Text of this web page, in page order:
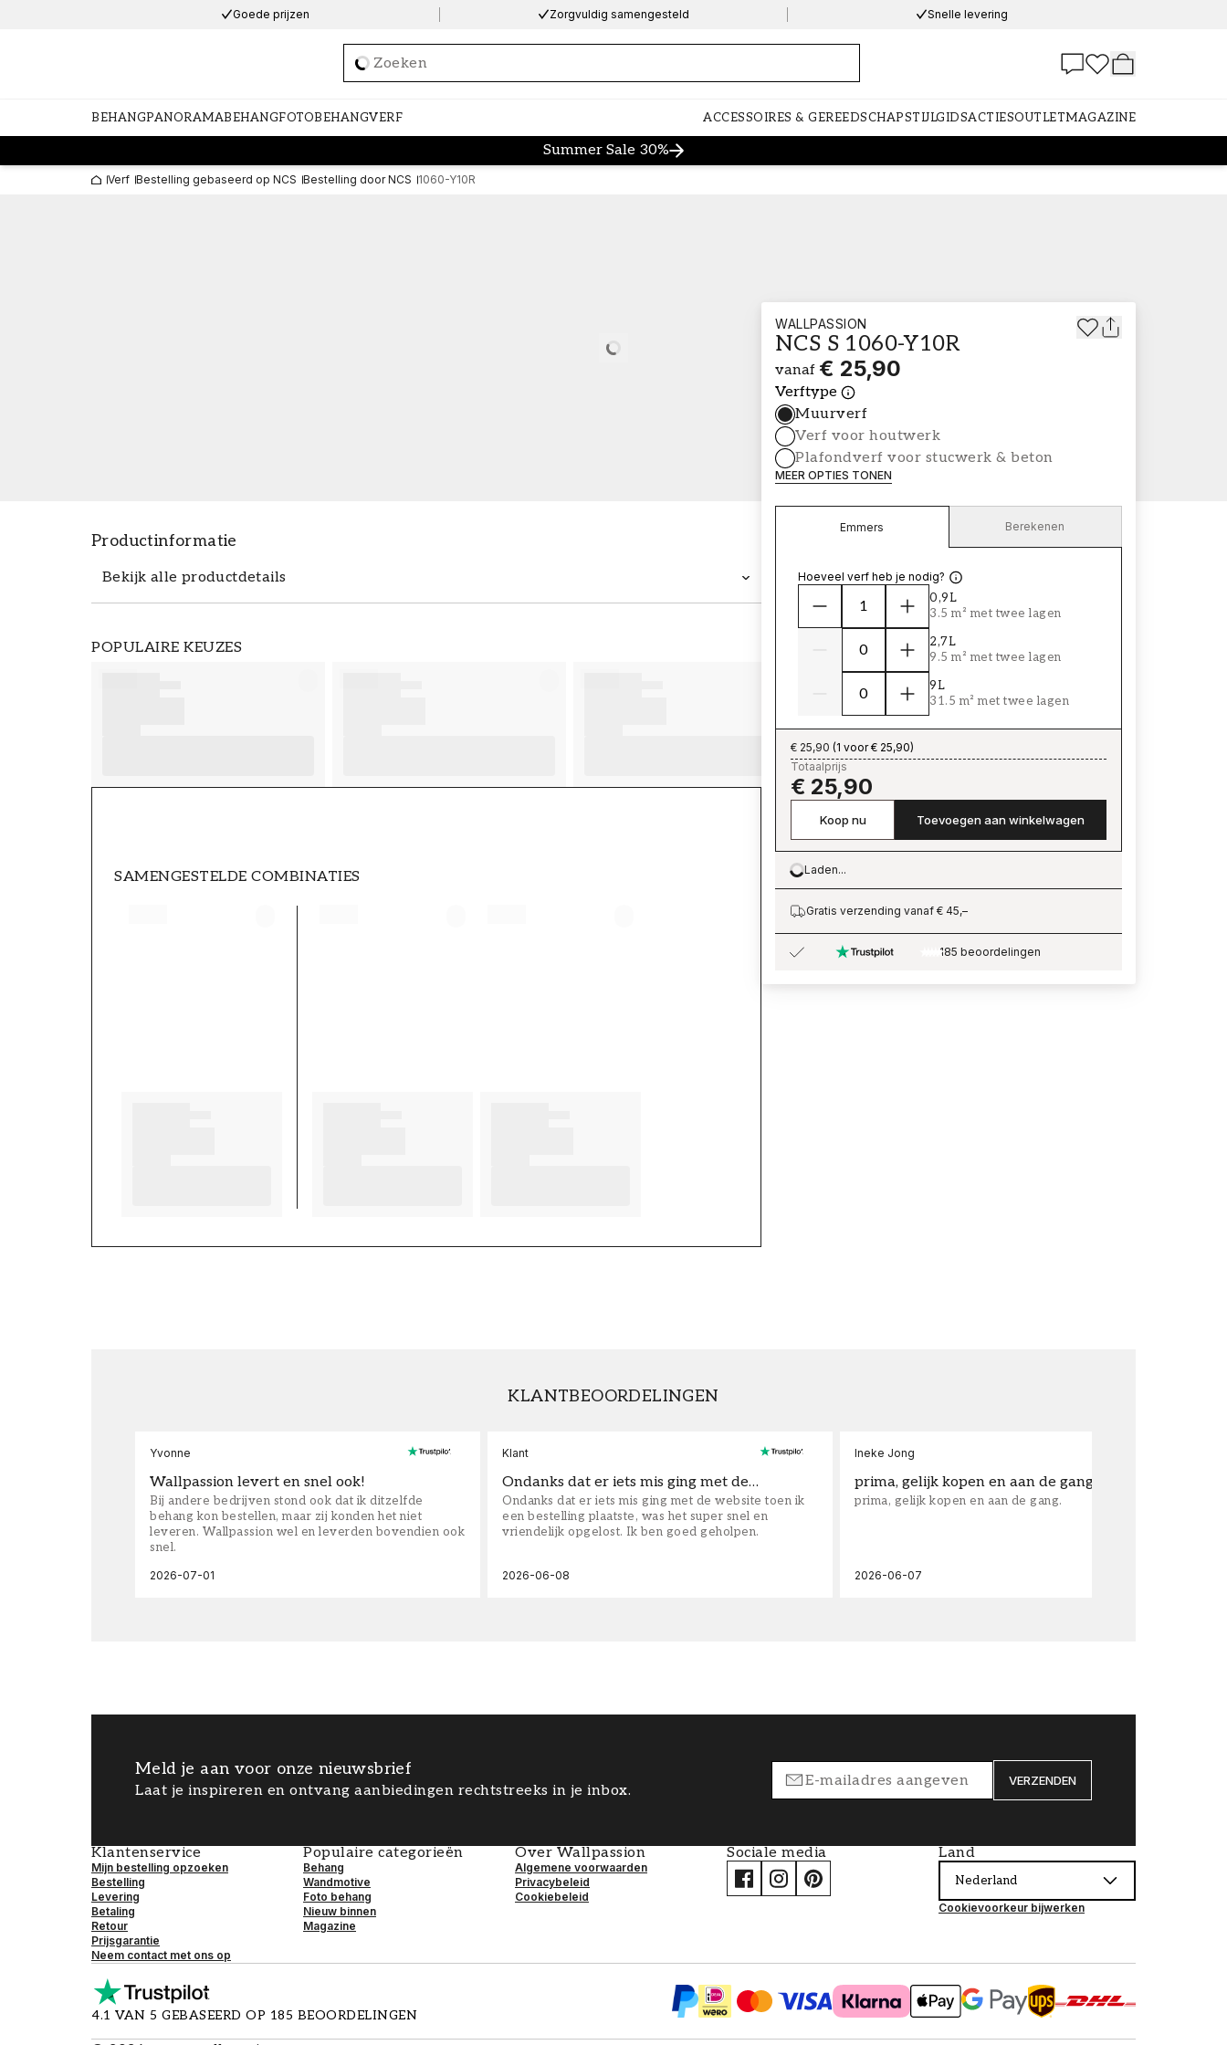
Goede prijzen Zorgvuldig samengesteld Snelle levering
Loading…
BEHANGPANORAMABEHANGFOTOBEHANGVERF ACCESSOIRES & GEREEDSCHAPSTIJLGIDSACTIESOUTLETMAGAZINE
Summer Sale 30%
Verf Bestelling gebaseerd op NCS Bestelling door NCS 1060-Y10R
Loading…
Productinformatie
Bekijk alle productdetails
POPULAIRE KEUZES
SAMENGESTELDE COMBINATIES
WALLPASSION
NCS S 1060-Y10R
vanaf € 25,90
Verftype
Muurverf
Verf voor houtwerk
Plafondverf voor stucwerk & beton
MEER OPTIES TONEN
Emmers Berekenen
Hoeveel verf heb je nodig?
0,9L
3.5 m² met twee lagen
2,7L
9.5 m² met twee lagen
9L
31.5 m² met twee lagen
€ 25,90 (1 voor € 25,90)
Totaalprijs
€ 25,90
Koop nu Toevoegen aan winkelwagen
Loading…
Laden...
Gratis verzending vanaf € 45,–
185 beoordelingen
KLANTBEOORDELINGEN
Yvonne
Wallpassion levert en snel ook!
Bij andere bedrijven stond ook dat ik ditzelfde
behang kon bestellen, maar zij konden het niet
leveren. Wallpassion wel en leverden bovendien ook
snel.
2026-07-01
Klant
Ondanks dat er iets mis ging met de…
Ondanks dat er iets mis ging met de website toen ik
een bestelling plaatste, was het super snel en
vriendelijk opgelost. Ik ben goed geholpen.
2026-06-08
Ineke Jong
prima, gelijk kopen en aan de gang.
prima, gelijk kopen en aan de gang.
2026-06-07
Meld je aan voor onze nieuwsbrief
Laat je inspireren en ontvang aanbiedingen rechtstreeks in je inbox.
VERZENDEN
Klantenservice
Mijn bestelling opzoeken
Bestelling
Levering
Betaling
Retour
Prijsgarantie
Neem contact met ons op
Populaire categorieën
Behang
Wandmotive
Foto behang
Nieuw binnen
Magazine
Over Wallpassion
Algemene voorwaarden
Privacybeleid
Cookiebeleid
Sociale media Land
Nederland
Cookievoorkeur bijwerken
4.1 VAN 5 GEBASEERD OP 185 BEOORDELINGEN